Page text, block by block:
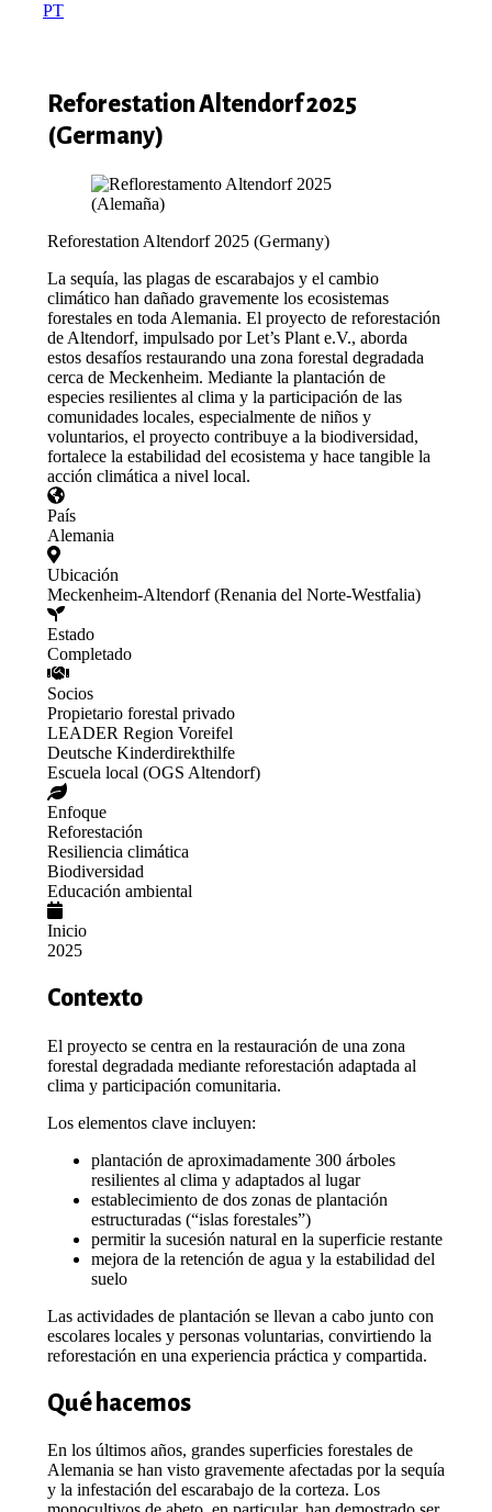
PT
Reforestation Altendorf 2025
(Germany)
Reforestation Altendorf 2025 (Germany)
La sequía, las plagas de escarabajos y el cambio
climático han dañado gravemente los ecosistemas
forestales en toda Alemania. El proyecto de reforestación
de Altendorf, impulsado por Let’s Plant e.V., aborda
estos desafíos restaurando una zona forestal degradada
cerca de Meckenheim. Mediante la plantación de
especies resilientes al clima y la participación de las
comunidades locales, especialmente de niños y
voluntarios, el proyecto contribuye a la biodiversidad,
fortalece la estabilidad del ecosistema y hace tangible la
acción climática a nivel local.
País
Alemania
Ubicación
Meckenheim-Altendorf (Renania del Norte-Westfalia)
Estado
Completado
Socios
Propietario forestal privado
LEADER Region Voreifel
Deutsche Kinderdirekthilfe
Escuela local (OGS Altendorf)
Enfoque
Reforestación
Resiliencia climática
Biodiversidad
Educación ambiental
Inicio
2025
Contexto
El proyecto se centra en la restauración de una zona
forestal degradada mediante reforestación adaptada al
clima y participación comunitaria.
Los elementos clave incluyen:
plantación de aproximadamente 300 árboles
resilientes al clima y adaptados al lugar
establecimiento de dos zonas de plantación
estructuradas (“islas forestales”)
permitir la sucesión natural en la superficie restante
mejora de la retención de agua y la estabilidad del
suelo
Las actividades de plantación se llevan a cabo junto con
escolares locales y personas voluntarias, convirtiendo la
reforestación en una experiencia práctica y compartida.
Qué hacemos
En los últimos años, grandes superficies forestales de
Alemania se han visto gravemente afectadas por la sequía
y la infestación del escarabajo de la corteza. Los